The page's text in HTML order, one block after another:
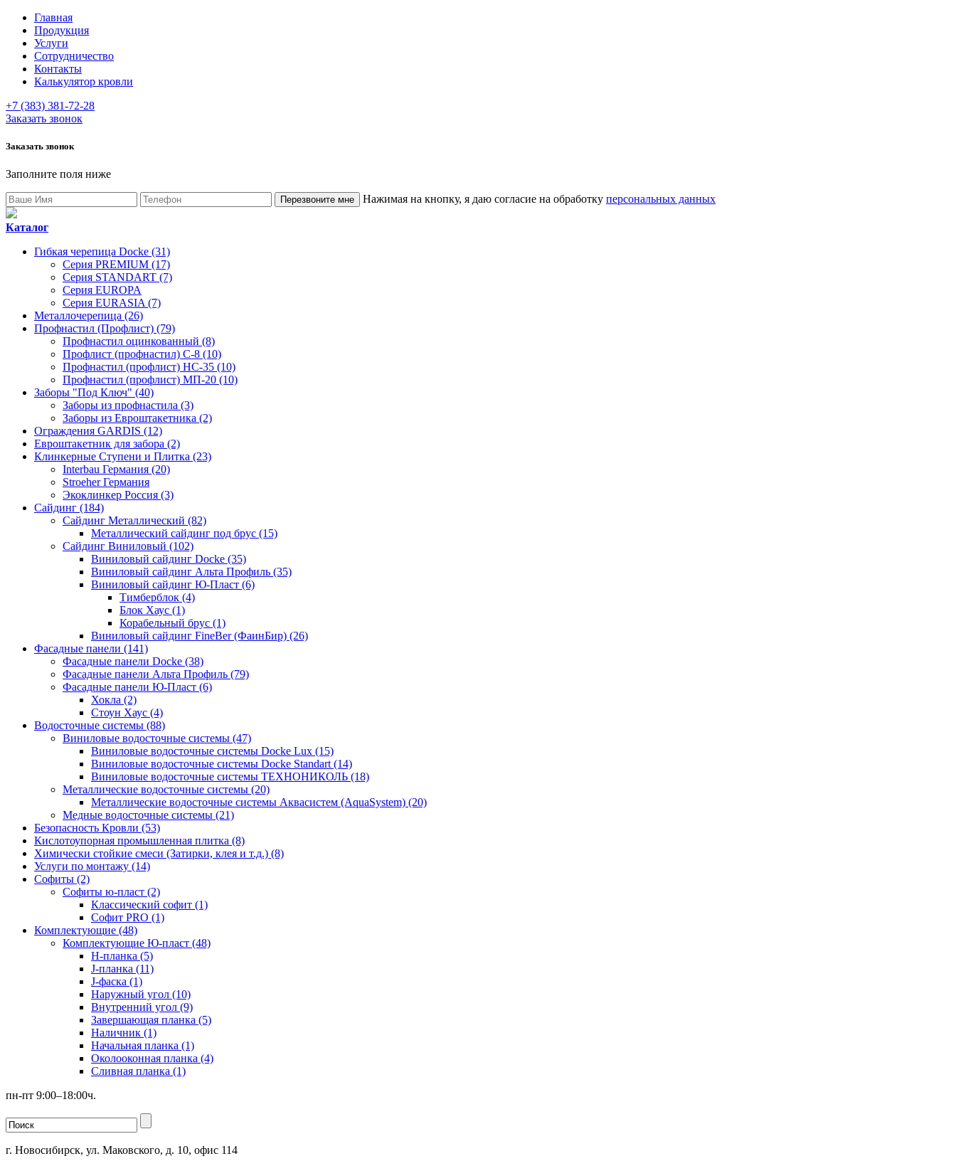
Главная
Продукция
Услуги
Сотрудничество
Контакты
Калькулятор кровли
+7 (383) 381-72-28
Заказать звонок
Заказать звонок
Заполните поля ниже
Нажимая на кнопку, я даю согласие на обработку персональных данных
Каталог
Гибкая черепица Docke (31)
Серия PREMIUM (17)
Серия STANDART (7)
Серия EUROPA
Серия EURASIA (7)
Металлочерепица (26)
Профнастил (Профлист) (79)
Профнастил оцинкованный (8)
Профлист (профнастил) С-8 (10)
Профнастил (профлист) НС-35 (10)
Профнастил (профлист) МП-20 (10)
Заборы "Под Ключ" (40)
Заборы из профнастила (3)
Заборы из Евроштакетника (2)
Ограждения GARDIS (12)
Евроштакетник для забора (2)
Клинкерные Ступени и Плитка (23)
Interbau Германия (20)
Stroeher Германия
Экоклинкер Россия (3)
Сайдинг (184)
Сайдинг Металлический (82)
Металлический сайдинг под брус (15)
Сайдинг Виниловый (102)
Виниловый сайдинг Docke (35)
Виниловый сайдинг Альта Профиль (35)
Виниловый сайдинг Ю-Пласт (6)
Тимберблок (4)
Блок Хаус (1)
Корабельный брус (1)
Виниловый сайдинг FineBer (ФаинБир) (26)
Фасадные панели (141)
Фасадные панели Docke (38)
Фасадные панели Альта Профиль (79)
Фасадные панели Ю-Пласт (6)
Хокла (2)
Стоун Хаус (4)
Водосточные системы (88)
Виниловые водосточные системы (47)
Виниловые водосточные системы Docke Lux (15)
Виниловые водосточные системы Docke Standart (14)
Виниловые водосточные системы ТЕХНОНИКОЛЬ (18)
Металлические водосточные системы (20)
Металлические водосточные системы Аквасистем (AquaSystem) (20)
Медные водосточные системы (21)
Безопасность Кровли (53)
Кислотоупорная промышленная плитка (8)
Химически стойкие смеси (Затирки, клея и т.д.) (8)
Услуги по монтажу (14)
Софиты (2)
Софиты ю-пласт (2)
Классический софит (1)
Софит PRO (1)
Комплектующие (48)
Комплектующие Ю-пласт (48)
H-планка (5)
J-планка (11)
J-фаска (1)
Наружный угол (10)
Внутренний угол (9)
Завершающая планка (5)
Наличник (1)
Начальная планка (1)
Околооконная планка (4)
Сливная планка (1)
пн-пт 9:00–18:00ч.
г. Новосибирск, ул. Маковского, д. 10, офис 114